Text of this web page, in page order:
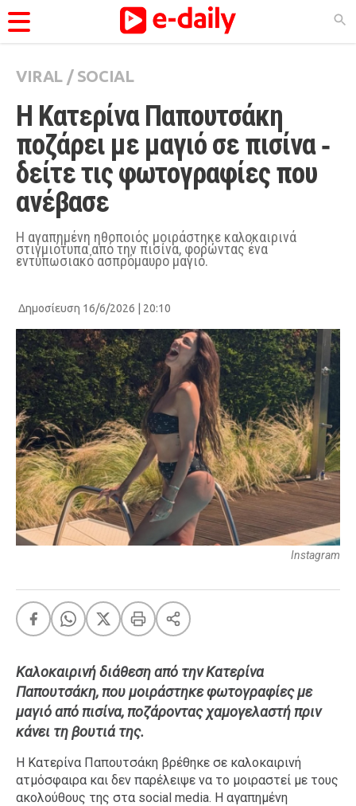
ΚΑΤΗΓΟΡΊΕΣ
Ειδήσεις
Θέματα
Videos
Podcasts
Viral
Life
Pop Culture
Agenda
FEEDS
Πάσχα Eurovision
Retro Summer
OMG LOL
Xmas
LIFE
Food
Body+Mind
Ταξίδια
Style
Σπίτι
Family
Σχέσεις
VIRAL / SOCIAL
Η Κατερίνα Παπουτσάκη
ποζάρει με μαγιό σε πισίνα ‑
δείτε τις φωτογραφίες που
ανέβασε
Η αγαπημένη ηθοποιός μοιράστηκε καλοκαιρινά
στιγμιότυπα από την πισίνα, φορώντας ένα
εντυπωσιακό ασπρόμαυρο μαγιό.
Δημοσίευση 16/6/2026 | 20:10
Instagram
Καλοκαιρινή διάθεση από την Κατερίνα
Παπουτσάκη, που μοιράστηκε φωτογραφίες με
μαγιό από πισίνα, ποζάροντας χαμογελαστή πριν
κάνει τη βουτιά της.
Η Κατερίνα Παπουτσάκη βρέθηκε σε καλοκαιρινή
ατμόσφαιρα και δεν παρέλειψε να το μοιραστεί με τους
ακολούθους της στα social media. Η αγαπημένη